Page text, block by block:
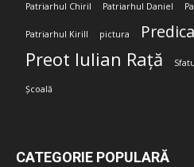
Patriarhul Chiril Patriarhul Daniel
Patriarhul Kirill pictura Predica
Preot Iulian Rață
Școală
CATEGORIE POPULARĂ